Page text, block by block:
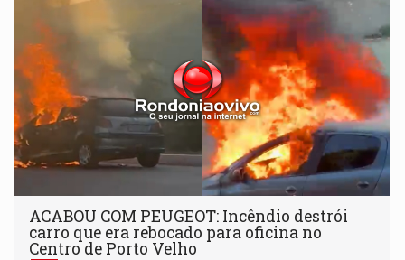
ACABOU COM PEUGEOT: Incêndio destrói
carro que era rebocado para oficina no
Centro de Porto Velho